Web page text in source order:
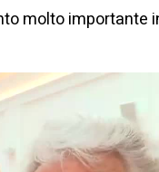
molto importante